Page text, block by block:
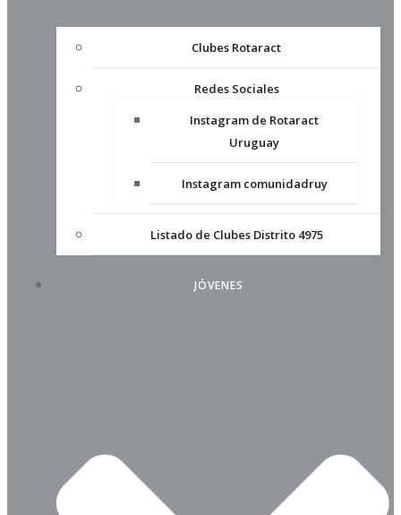
Clubes Rotaract
Redes Sociales
Instagram de Rotaract
Uruguay
Instagram comunidadruy
Listado de Clubes Distrito 4975
JÓVENES